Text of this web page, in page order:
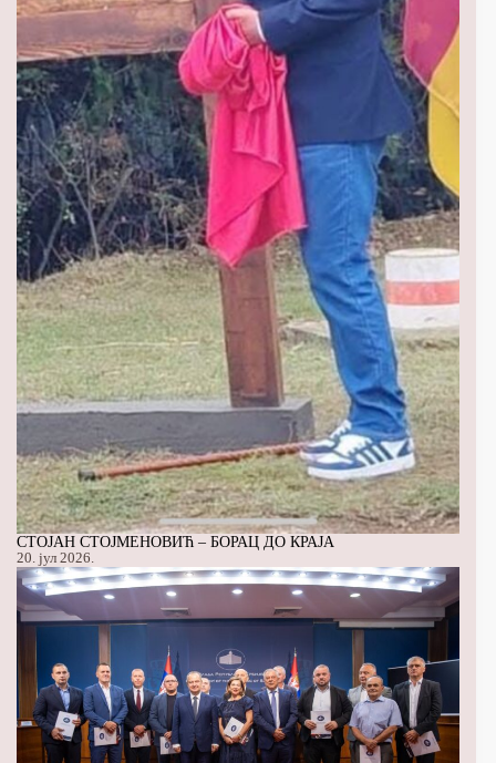
СТОЈАН СТОЈМЕНОВИЋ – БОРАЦ ДО КРАЈА
20. јул 2026.